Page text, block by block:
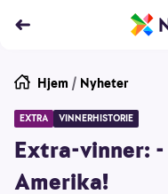
Hjem / Nyheter
EXTRA VINNERHISTORIE
Extra-vinner:
Amerika!